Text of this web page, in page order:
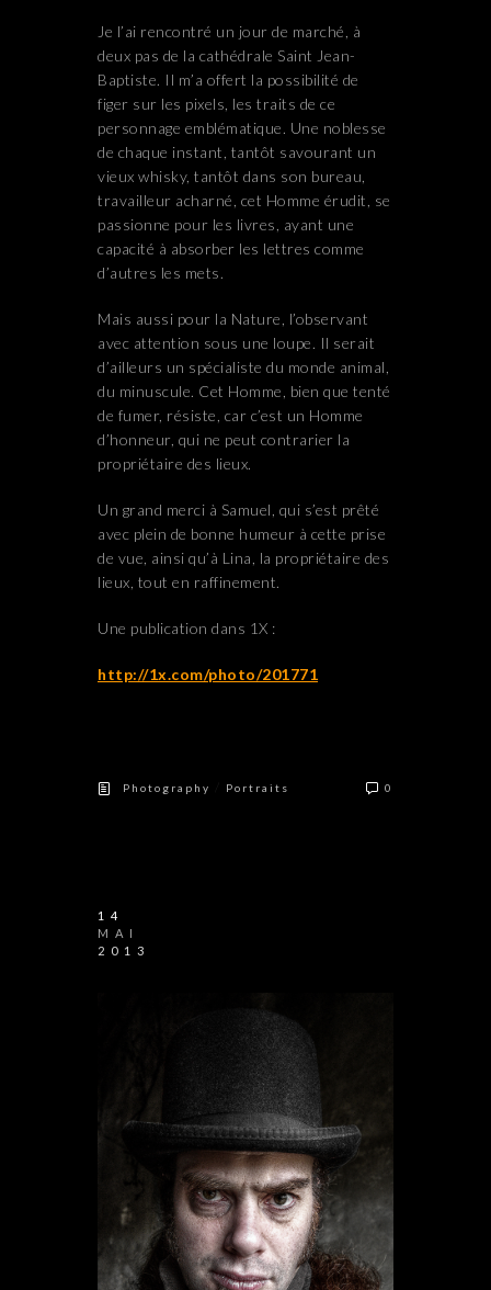
Je l’ai rencontré un jour de marché, à
deux pas de la cathédrale Saint Jean-
Baptiste. Il m’a offert la possibilité de
figer sur les pixels, les traits de ce
personnage emblématique. Une noblesse
de chaque instant, tantôt savourant un
vieux whisky, tantôt dans son bureau,
travailleur acharné, cet Homme érudit, se
passionne pour les livres, ayant une
capacité à absorber les lettres comme
d’autres les mets.
Mais aussi pour la Nature, l’observant
avec attention sous une loupe. Il serait
d’ailleurs un spécialiste du monde animal,
du minuscule. Cet Homme, bien que tenté
de fumer, résiste, car c’est un Homme
d’honneur, qui ne peut contrarier la
propriétaire des lieux.
Un grand merci à Samuel, qui s’est prêté
avec plein de bonne humeur à cette prise
de vue, ainsi qu’à Lina, la propriétaire des
lieux, tout en raffinement.
Une publication dans 1X :
http://1x.com/photo/201771
Photography Portraits 0
14
MAI
2013